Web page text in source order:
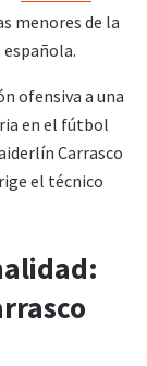
menores de la
ofensiva a una
en el fútbol
Carrasco
el técnico